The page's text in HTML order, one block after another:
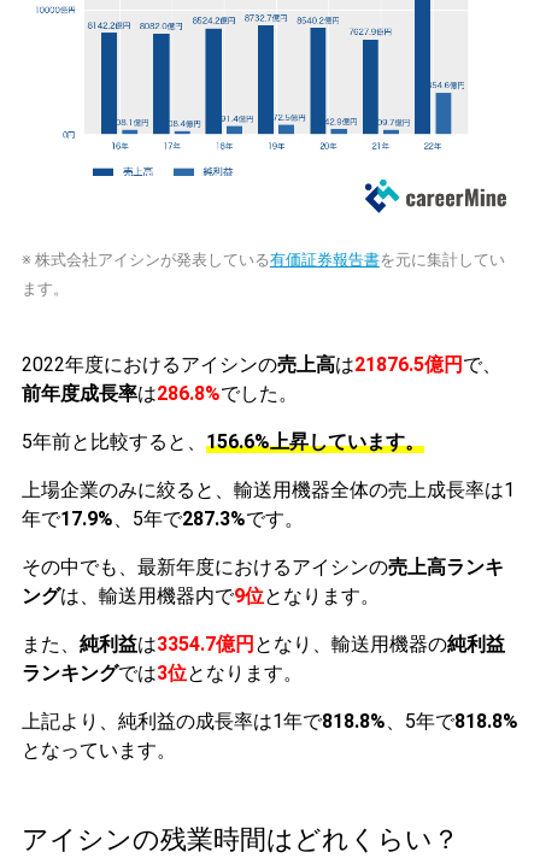
※ 株式会社アイシンが発表している有価証券報告書を元に集計してい
ます。
2022年度におけるアイシンの売上高は21876.5億円 で、
前年度成長率は286.8%でした。
5年前と比較すると、 156.6%上昇しています。
上場企業のみに絞ると、輸送用機器全体の売上成長率は1
年で17.9%、5年で287.3%です。
その中でも、最新年度におけるアイシンの売上高ランキ
ングは、輸送用機器内で9位となります。
また、 純利益は3354.7億円 となり、輸送用機器の純利益
ランキングでは3位となります。
上記より、純利益の成長率は1年で818.8%、5年で818.8%
となっています。
アイシンの残業時間はどれくらい？